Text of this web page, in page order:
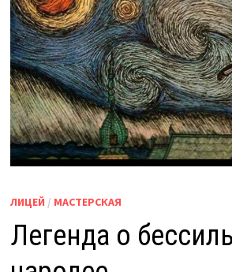
ЛИЦЕЙ / МАСТЕРСКАЯ
Легенда о